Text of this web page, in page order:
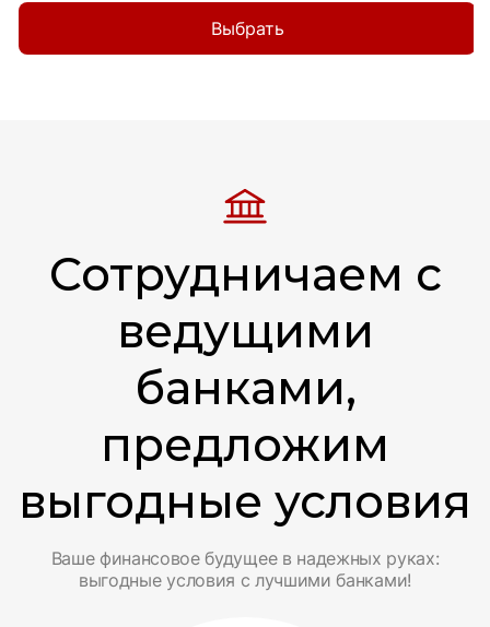
Выбрать
Сотрудничаем с
ведущими
банками,
предложим
выгодные условия
Ваше финансовое будущее в надежных руках:
выгодные условия с лучшими банками!